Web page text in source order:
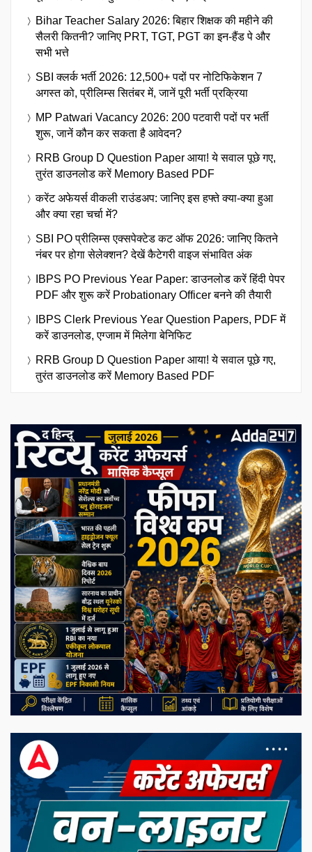
Bihar Teacher Salary 2026: बिहार शिक्षक की महीने की
सैलरी कितनी? जानिए PRT, TGT, PGT का इन-हैंड पे और
सभी भत्ते
SBI क्लर्क भर्ती 2026: 12,500+ पदों पर नोटिफिकेशन 7
अगस्त को, प्रीलिम्स सितंबर में, जानें पूरी भर्ती प्रक्रिया
MP Patwari Vacancy 2026: 200 पटवारी पदों पर भर्ती
शुरू, जानें कौन कर सकता है आवेदन?
RRB Group D Question Paper आया! ये सवाल पूछे गए,
तुरंत डाउनलोड करें Memory Based PDF
करेंट अफेयर्स वीकली राउंडअप: जानिए इस हफ्ते क्या-क्या हुआ
और क्या रहा चर्चा में?
SBI PO प्रीलिम्स एक्सपेक्टेड कट ऑफ 2026: जानिए कितने
नंबर पर होगा सेलेक्शन? देखें कैटेगरी वाइज संभावित अंक
IBPS PO Previous Year Paper: डाउनलोड करें हिंदी पेपर
PDF और शुरू करें Probationary Officer बनने की तैयारी
IBPS Clerk Previous Year Question Papers, PDF में
करें डाउनलोड, एग्जाम में मिलेगा बेनिफिट
RRB Group D Question Paper आया! ये सवाल पूछे गए,
तुरंत डाउनलोड करें Memory Based PDF